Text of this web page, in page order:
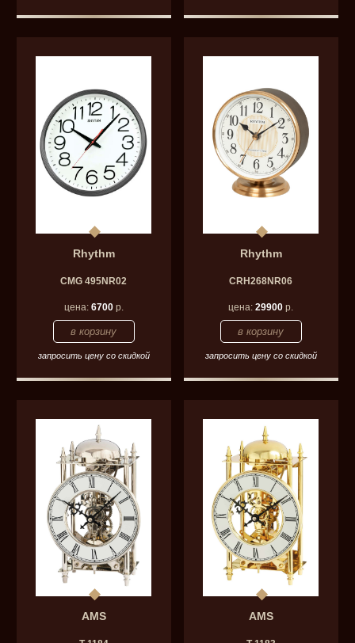
Rhythm
CMG 495NR02
цена: 6700р.
запросить цену со скидкой
Rhythm
CRH268NR06
цена:29900 р.
запросить цену со скидкой
AMS AMS